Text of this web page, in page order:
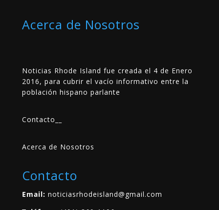
Acerca de Nosotros
Noticias Rhode Island fue creada el 4 de Enero
2016, para cubrir el vacío informativo entre la
población hispano parlante
Contacto
Acerca de Nosotros
Contacto
Email: noticiasrhodeisland@gmail.com